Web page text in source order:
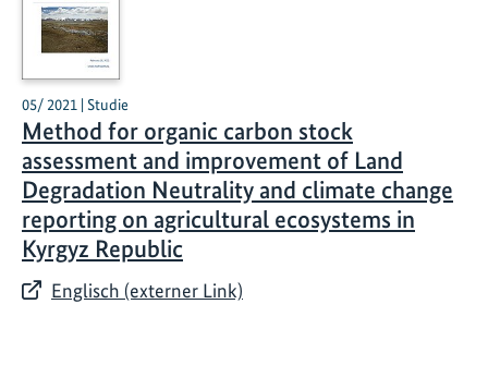
05/ 2021 | Studie
Method for organic carbon stock
assessment and improvement of Land
Degradation Neutrality and climate change
reporting on agricultural ecosystems in
Kyrgyz Republic
Englisch (externer Link)